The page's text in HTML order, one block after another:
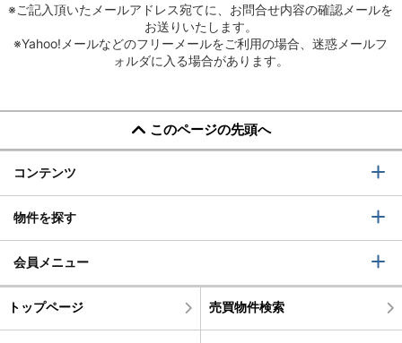
※ご記入頂いたメールアドレス宛てに、お問合せ内容の確認メールを
お送りいたします。
※Yahoo!メールなどのフリーメールをご利用の場合、迷惑メールフ
ォルダに入る場合があります。
このページの先頭へ
コンテンツ
物件を探す
会員メニュー
トップページ 売買物件検索